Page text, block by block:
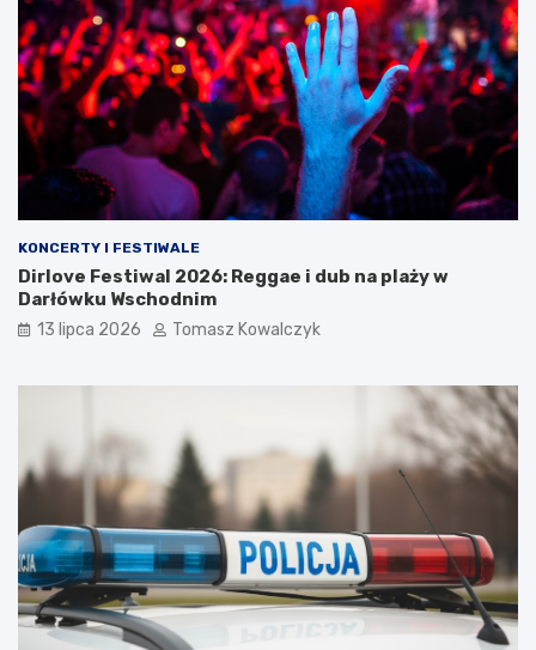
KONCERTY I FESTIWALE
Dirlove Festiwal 2026: Reggae i dub na plaży w
Darłówku Wschodnim
13 lipca 2026 Tomasz Kowalczyk